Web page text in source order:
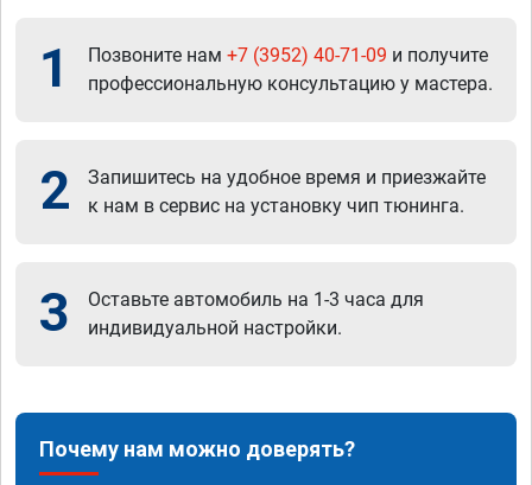
1 Позвоните нам +7 (3952) 40-71-09 и получите
профессиональную консультацию у мастера.
2
Запишитесь на удобное время и приезжайте
к нам в сервис на установку чип тюнинга.
3
Оставьте автомобиль на 1-3 часа для
индивидуальной настройки.
Почему нам можно доверять?